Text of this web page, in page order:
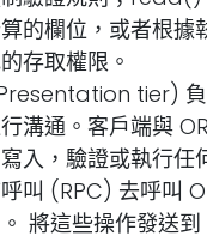
的欄位，或者根據
存取權限。
tier)
溝通。客戶端與
入，驗證或執行任
叫 (RPC) 去呼叫
將這些操作發送